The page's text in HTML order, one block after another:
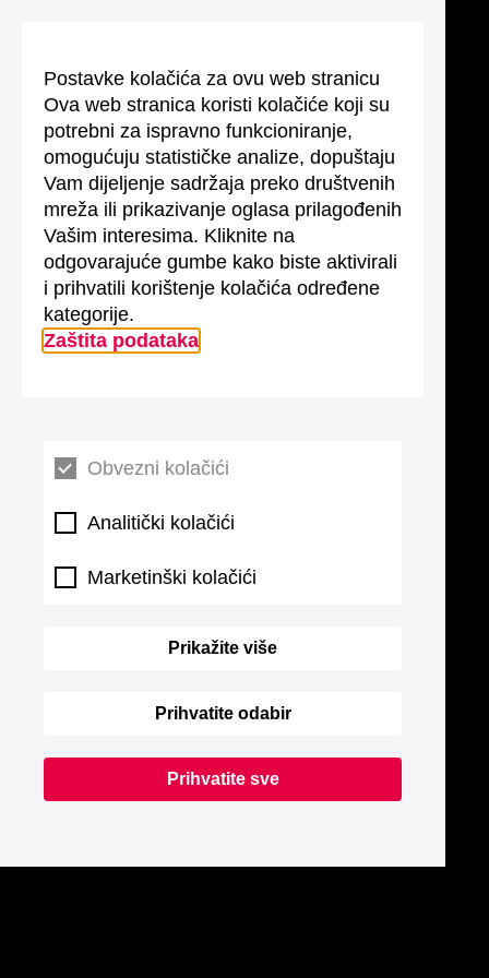
Postavke kolačića za ovu web stranicu
Ova web stranica koristi kolačiće koji su
potrebni za ispravno funkcioniranje,
omogućuju statističke analize, dopuštaju
Vam dijeljenje sadržaja preko društvenih
mreža ili prikazivanje oglasa prilagođenih
Vašim interesima. Kliknite na
odgovarajuće gumbe kako biste aktivirali
i prihvatili korištenje kolačića određene
kategorije.
Zaštita podataka
Obvezni kolačići
Analitički kolačići
Marketinški kolačići
Prikažite više
Prihvatite odabir
Prihvatite sve